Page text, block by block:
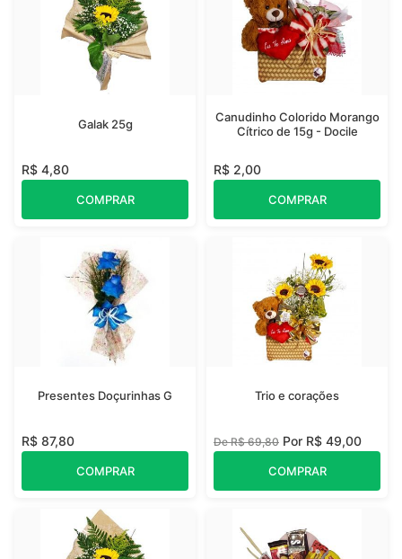
Galak 25g
R$ 4,80
COMPRAR
Canudinho Colorido Morango
Cítrico de 15g - Docile
R$ 2,00
COMPRAR
Presentes Doçurinhas G
R$ 87,80
COMPRAR
Trio e corações
De R$ 69,80 Por R$ 49,00
COMPRAR